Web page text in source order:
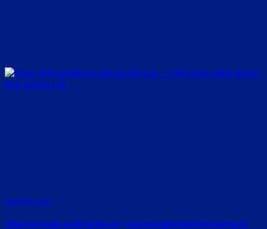
Rate this post
Chụp ảnh couple áo dài tại Đà Lạt – Lãng mạn giữa thành phố sương mù